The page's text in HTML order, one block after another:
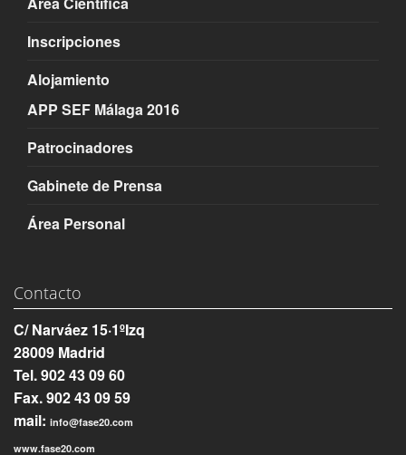
Inscripciones
Alojamiento
APP SEF Málaga 2016
Patrocinadores
Gabinete de Prensa
Área Personal
Contacto
C/ Narváez 15·1ºIzq
28009 Madrid
Tel. 902 43 09 60
Fax. 902 43 09 59
mail: info@fase20.com
www.fase20.com